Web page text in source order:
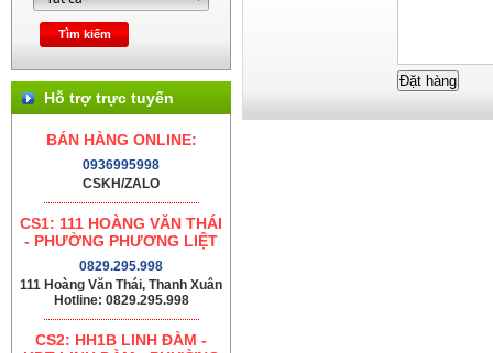
Hỗ trợ trực tuyến
BÁN HÀNG ONLINE:
0936995998
CSKH/ZALO
CS1: 111 HOÀNG VĂN THÁI
- PHƯỜNG PHƯƠNG LIỆT
0829.295.998
111 Hoàng Văn Thái, Thanh Xuân
Hotline: 0829.295.998
CS2: HH1B LINH ĐÀM -